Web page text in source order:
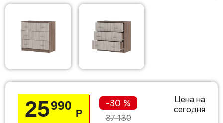
25990
Р
-30 %
37 130
Цена на
сегодня